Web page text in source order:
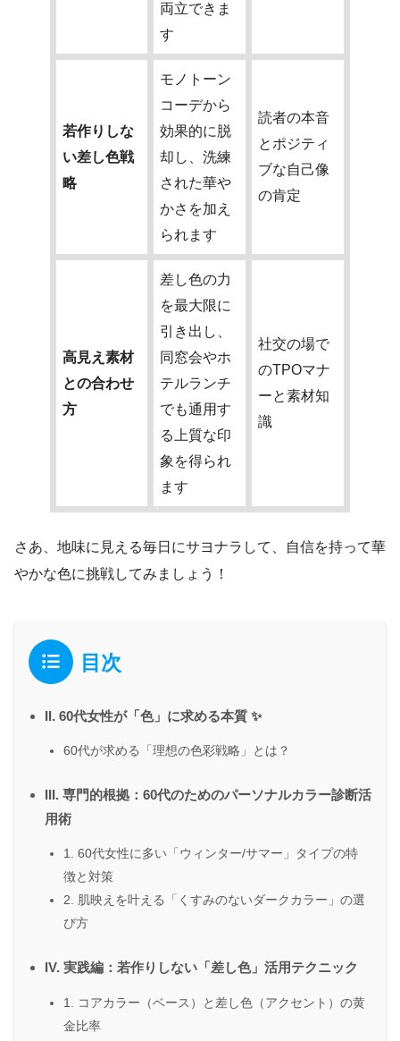
両立できま
す
若作りしな
い差し色戦
略
モノトーン
コーデから
効果的に脱
却し、洗練
された華や
かさを加え
られます
読者の本音
とポジティ
ブな自己像
の肯定
高見え素材
との合わせ
方
差し色の力
を最大限に
引き出し、
同窓会やホ
テルランチ
でも通用す
る上質な印
象を得られ
ます
社交の場で
のTPOマナ
ーと素材知
識
さあ、地味に見える毎日にサヨナラして、自信を持って華
やかな色に挑戦してみましょう！
目次
II. 60代女性が「色」に求める本質 ✨
60代が求める「理想の色彩戦略」とは？
III. 専門的根拠：60代のためのパーソナルカラー診断活
用術
1. 60代女性に多い「ウィンター/サマー」タイプの特
徴と対策
2. 肌映えを叶える「くすみのないダークカラー」の選
び方
IV. 実践編：若作りしない「差し色」活用テクニック
1. コアカラー（ベース）と差し色（アクセント）の黄
金比率